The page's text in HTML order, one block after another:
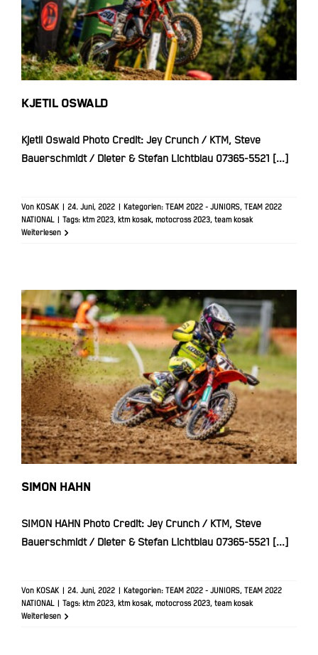
Kjetil Oswald
KJETIL OSWALD
Kjetil Oswald Photo Credit: Jey Crunch / KTM, Steve
Bauerschmidt / Dieter & Stefan Lichtblau 07365-5521 [...]
Von KOSAK 24. Juni, 2022 Kategorien: TEAM 2022 - JUNIORS, TEAM 2022
NATIONAL
Tags: ktm 2023, ktm kosak, motocross 2023, team kosak
Weiterlesen
SIMON HAHN
SIMON HAHN
SIMON HAHN Photo Credit: Jey Crunch / KTM, Steve
Bauerschmidt / Dieter & Stefan Lichtblau 07365-5521 [...]
Von KOSAK 24. Juni, 2022 Kategorien: TEAM 2022 - JUNIORS, TEAM 2022
NATIONAL
Tags: ktm 2023, ktm kosak, motocross 2023, team kosak
Weiterlesen